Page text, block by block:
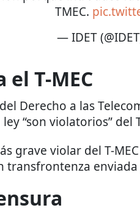
TMEC.
— IDET
el T-MEC
Derecho a las
“son violatorios” del
grave violar del T-
transfrontenza